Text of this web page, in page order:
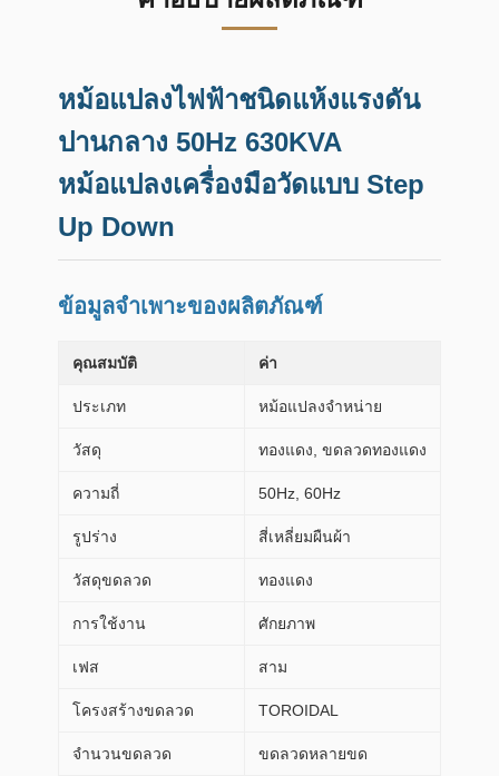
หม้อแปลงไฟฟ้าชนิดแห้งแรงดัน
ปานกลาง 50Hz 630KVA
หม้อแปลงเครื่องมือวัดแบบ Step
Up Down
ข้อมูลจำเพาะของผลิตภัณฑ์
คุณสมบัติ ค่า
ประเภท หม้อแปลงจำหน่าย
วัสดุ ทองแดง, ขดลวดทองแดง
ความถี่ 50Hz, 60Hz
รูปร่าง สี่เหลี่ยมผืนผ้า
วัสดุขดลวด ทองแดง
การใช้งาน ศักยภาพ
เฟส สาม
โครงสร้างขดลวด TOROIDAL
จำนวนขดลวด ขดลวดหลายขด